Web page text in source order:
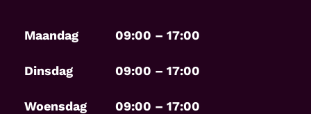
Maandag 09:00 – 17:00
Dinsdag 09:00 – 17:00
Woensdag 09:00 – 17:00